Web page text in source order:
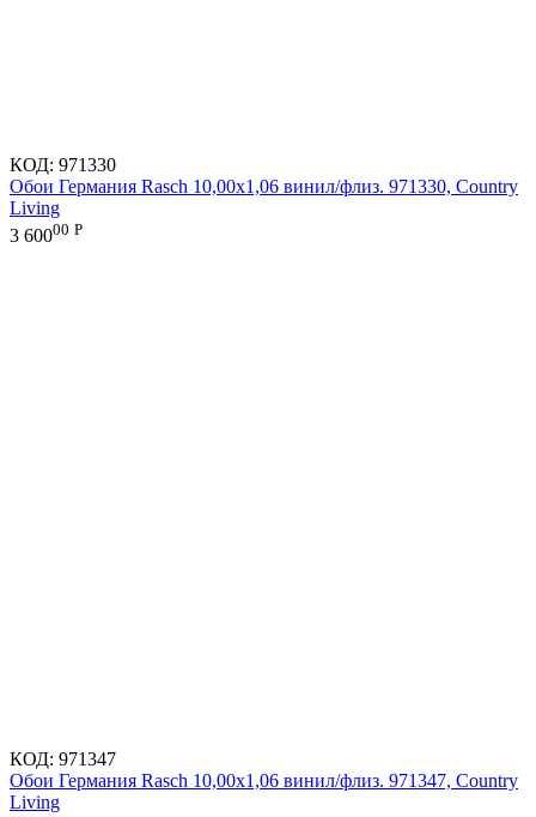
КОД: 971330
Обои Германия Rasch 10,00x1,06 винил/флиз. 971330, Country
Living
3 60000 Р
КОД: 971347
Обои Германия Rasch 10,00x1,06 винил/флиз. 971347, Country
Living